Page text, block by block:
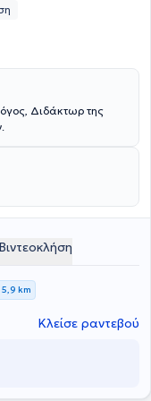
Διδάκτωρ της
Βιντεοκλήση
5,9 km
Κλείσε ραντεβού